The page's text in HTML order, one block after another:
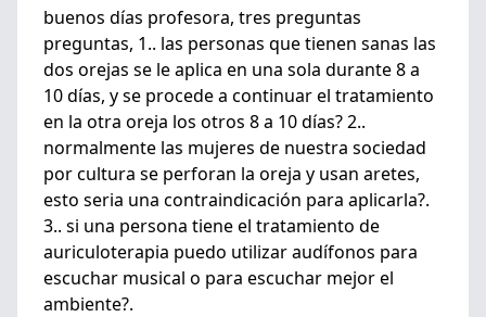
buenos días profesora, tres preguntas
preguntas, 1.. las personas que tienen sanas las
dos orejas se le aplica en una sola durante 8 a
10 días, y se procede a continuar el tratamiento
en la otra oreja los otros 8 a 10 días? 2..
normalmente las mujeres de nuestra sociedad
por cultura se perforan la oreja y usan aretes,
esto seria una contraindicación para aplicarla?.
3.. si una persona tiene el tratamiento de
auriculoterapia puedo utilizar audífonos para
escuchar musical o para escuchar mejor el
ambiente?.